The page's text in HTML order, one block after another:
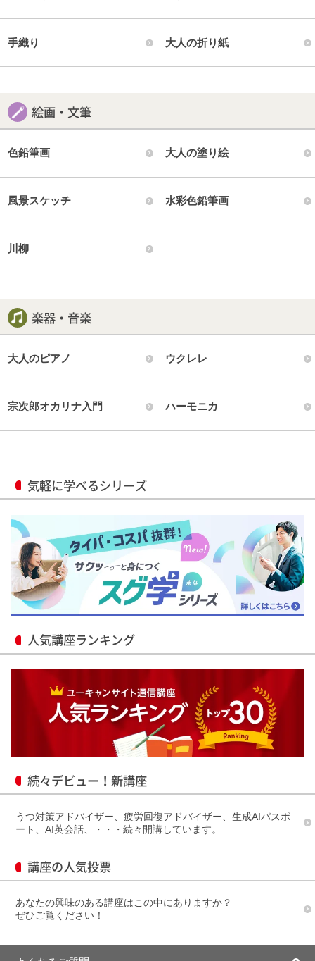
手織り 大人の折り紙
絵画・文筆
色鉛筆画 大人の塗り絵
風景スケッチ 水彩色鉛筆画
川柳
楽器・音楽
大人のピアノ ウクレレ
宗次郎オカリナ入門 ハーモニカ
気軽に学べるシリーズ
人気講座ランキング
続々デビュー！新講座
うつ対策アドバイザー、疲労回復アドバイザー、生成AIパスポ
ート、AI英会話、・・・続々開講しています。
講座の人気投票
あなたの興味のある講座はこの中にありますか？
ぜひご覧ください！